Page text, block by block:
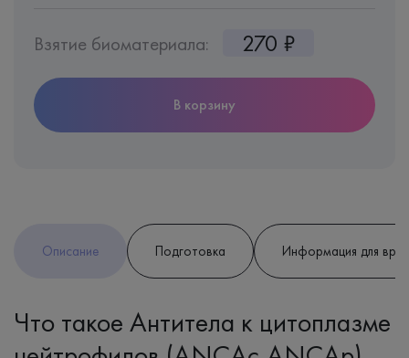
Взятие биоматериала: 270 ₽
В корзину
Описание Подготовка Информация для
Что такое Антитела к цитоплазме